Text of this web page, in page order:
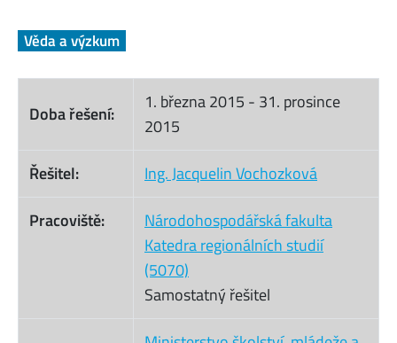
Věda a výzkum
Doba řešení:
1. března 2015 - 31. prosince
2015
Řešitel:
Ing. Jacquelin Vochozková
Pracoviště:
Národohospodářská fakulta
Katedra regionálních studií
(5070)
Samostatný řešitel